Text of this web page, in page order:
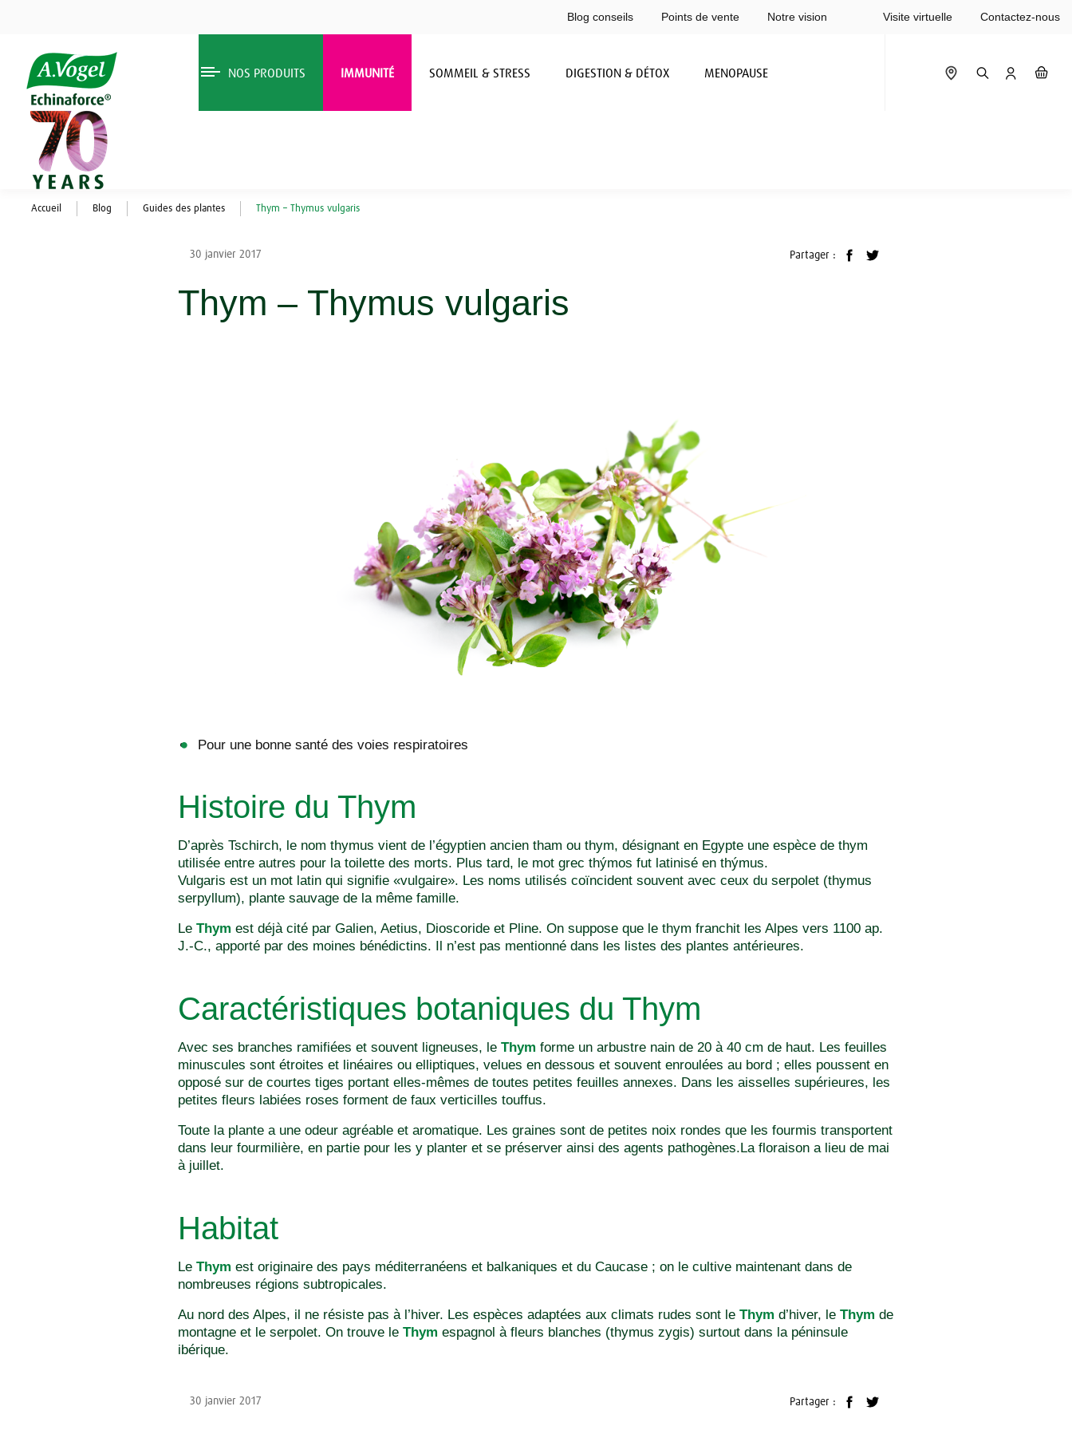
Blog conseils Points de vente Notre vision Visite virtuelle Contactez-nous
NOS PRODUITS IMMUNITÉ SOMMEIL & STRESS DIGESTION & DÉTOX MENOPAUSE
Accueil Blog Guides des plantes Thym – Thymus vulgaris
30 janvier 2017 Partager :
Thym – Thymus vulgaris
Pour une bonne santé des voies respiratoires
Histoire du Thym
D’après Tschirch, le nom thymus vient de l’égyptien ancien tham ou thym, désignant en Egypte une espèce de thym
utilisée entre autres pour la toilette des morts. Plus tard, le mot grec thýmos fut latinisé en thýmus.
Vulgaris est un mot latin qui signifie «vulgaire». Les noms utilisés coïncident souvent avec ceux du serpolet (thymus
serpyllum), plante sauvage de la même famille.
Le Thym est déjà cité par Galien, Aetius, Dioscoride et Pline. On suppose que le thym franchit les Alpes vers 1100 ap.
J.-C., apporté par des moines bénédictins. Il n’est pas mentionné dans les listes des plantes antérieures.
Caractéristiques botaniques du Thym
Avec ses branches ramifiées et souvent ligneuses, le Thym forme un arbustre nain de 20 à 40 cm de haut. Les feuilles
minuscules sont étroites et linéaires ou elliptiques, velues en dessous et souvent enroulées au bord ; elles poussent en
opposé sur de courtes tiges portant elles-mêmes de toutes petites feuilles annexes. Dans les aisselles supérieures, les
petites fleurs labiées roses forment de faux verticilles touffus.
Toute la plante a une odeur agréable et aromatique. Les graines sont de petites noix rondes que les fourmis transportent
dans leur fourmilière, en partie pour les y planter et se préserver ainsi des agents pathogènes.La floraison a lieu de mai
à juillet.
Habitat
Le Thym est originaire des pays méditerranéens et balkaniques et du Caucase ; on le cultive maintenant dans de
nombreuses régions subtropicales.
Au nord des Alpes, il ne résiste pas à l’hiver. Les espèces adaptées aux climats rudes sont le Thym d’hiver, le Thym de
montagne et le serpolet. On trouve le Thym espagnol à fleurs blanches (thymus zygis) surtout dans la péninsule
ibérique.
30 janvier 2017 Partager :